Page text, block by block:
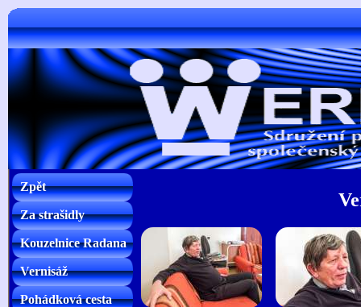
Zpět
Za strašidly
Kouzelnice Radana
Vernisáž
Pohádková cesta